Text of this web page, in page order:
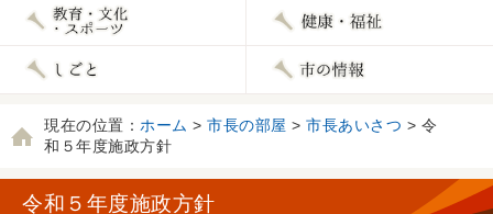
現在の位置： ホーム > 市長の部屋 > 市長あいさつ > 令
和５年度施政方針
令和５年度施政方針